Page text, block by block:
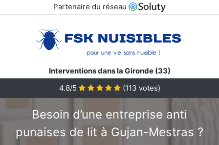
Partenaire du réseau
Interventions dans la Gironde (33)
4.8/5
(113 votes)
Besoin d’une entreprise anti
punaises de lit à Gujan-Mestras ?